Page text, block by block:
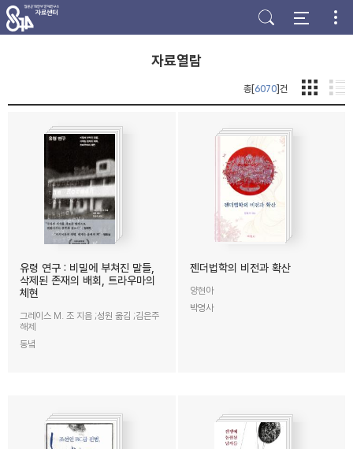
주
메
뉴
본
문
바
하
단
바
자료열람
총[6070]건
유령 연구 : 비밀에 부쳐진 말들,
삭제된 존재의 배회, 트라우마의
체현
그레이스 M. 조 지음 ;성원 옮김 ;김은주
해제
동녘
젠더법학의 비전과 확산
양현아
박영사